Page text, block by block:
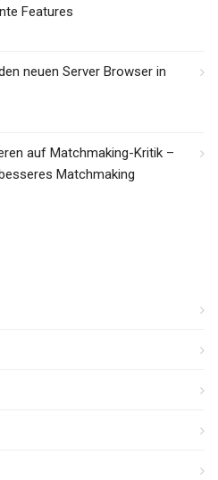
Features
neuen Server Browser in
auf Matchmaking-Kritik –
Matchmaking